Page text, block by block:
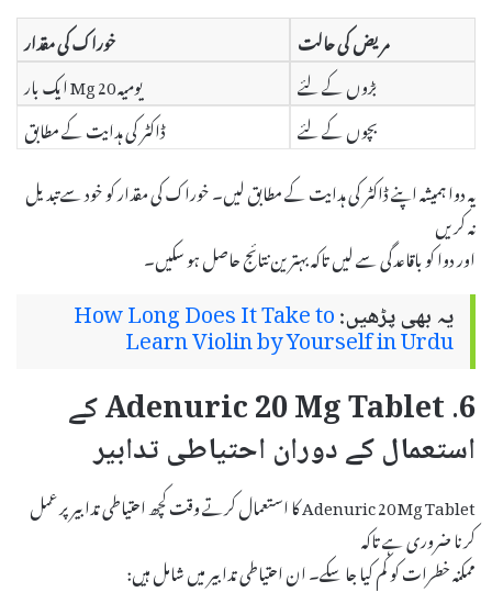
مریض کی حالت
خوراک کی مقدار
بڑوں کے لئے
یومیہ 20 Mg ایک بار
بچوں کے لئے
ڈاکٹر کی ہدایت کے مطابق
یہ دوا ہمیشہ اپنے ڈاکٹر کی ہدایت کے مطابق لیں۔ خوراک کی مقدار کو خود سے تبدیل
نہ کریں
اور دوا کو باقاعدگی سے لیں تاکہ بہترین نتائج حاصل ہو سکیں۔
یہ بھی پڑھیں:How Long Does It Take to
Learn Violin by Yourself in Urdu
6. Adenuric 20 Mg Tablet کے
استعمال کے دوران احتیاطی تدابیر
Adenuric 20 Mg Tablet کا استعمال کرتے وقت کچھ احتیاطی تدابیر پر عمل
کرنا ضروری ہے تاکہ
ممکنہ خطرات کو کم کیا جا سکے۔ ان احتیاطی تدابیر میں شامل ہیں: